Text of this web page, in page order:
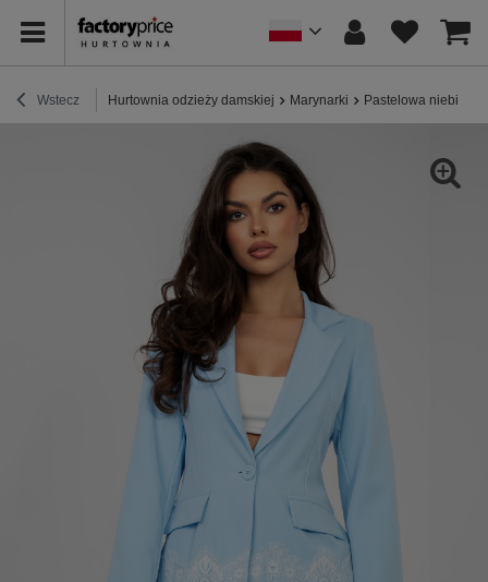
Wstecz Hurtownia odzieży damskiej Marynarki Pastelowa